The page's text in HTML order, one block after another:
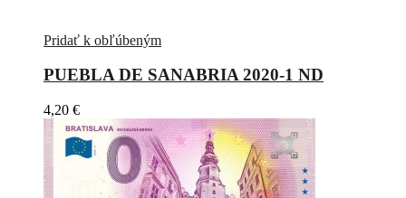
Pridať k obľúbeným
PUEBLA DE SANABRIA 2020-1 ND
4,20 €